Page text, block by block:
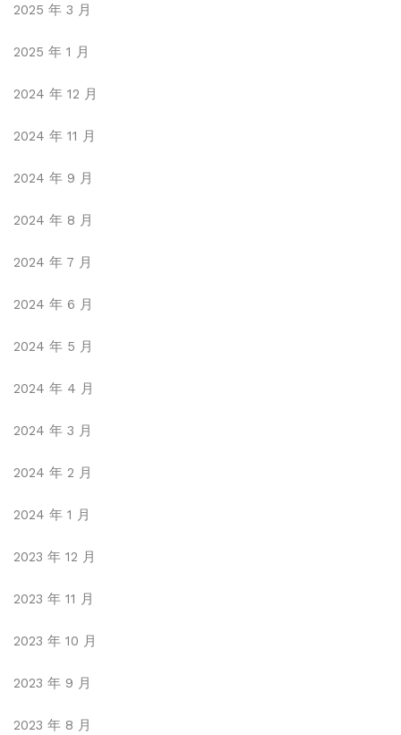
2025 年 3 月
2025 年 1 月
2024 年 12 月
2024 年 11 月
2024 年 9 月
2024 年 8 月
2024 年 7 月
2024 年 6 月
2024 年 5 月
2024 年 4 月
2024 年 3 月
2024 年 2 月
2024 年 1 月
2023 年 12 月
2023 年 11 月
2023 年 10 月
2023 年 9 月
2023 年 8 月